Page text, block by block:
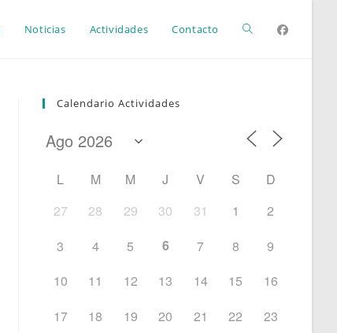
Noticias Actividades Contacto Alternar
de
Calendario Actividades
L M M J V S
D
27
28 29 30 31 1
2
3
4 5 6 7 8
9
10
11 12 13 14 15
16
17
18 19 20 21 22
23